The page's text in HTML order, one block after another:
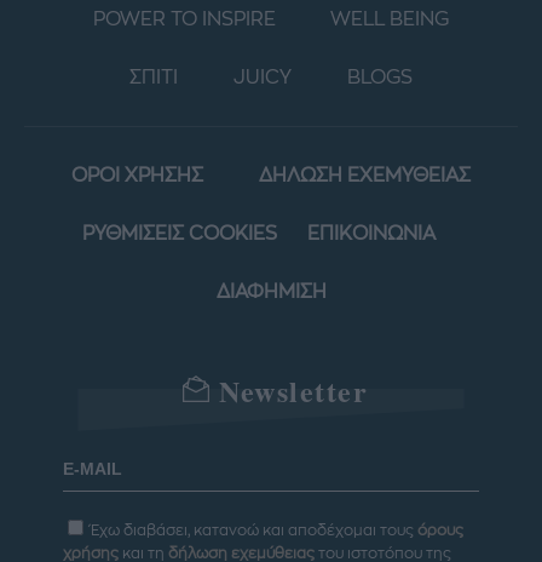
POWER TO INSPIRE WELL BEING
ΣΠΙΤΙ JUICY BLOGS
ΟΡΟΙ ΧΡΗΣΗΣ ΔΗΛΩΣΗ ΕΧΕΜΥΘΕΙΑΣ
ΡΥΘΜΙΣΕΙΣ COOKIES ΕΠΙΚΟΙΝΩΝΙΑ
ΔΙΑΦΗΜΙΣΗ
Newsletter
Έχω διαβάσει, κατανοώ και αποδέχομαι τους όρους
χρήσης και τη δήλωση εχεμύθειας του ιστοτόπου της